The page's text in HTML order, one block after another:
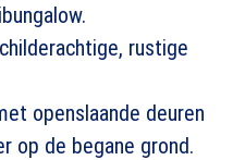
rustige
openslaande deuren
op de begane grond.